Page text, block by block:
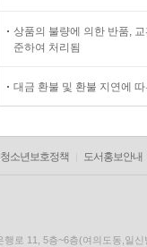
상품의 불량에 의한 반품,
준하여 처리됨
대금 환불 및 환불 지연에
청소년보호정책 도서홍보안내
행로 11, 5층~6층(여의도동,일신